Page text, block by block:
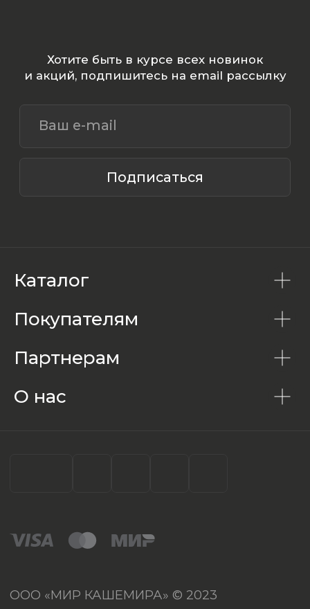
Каталог
Покупателям
Партнерам
О нас